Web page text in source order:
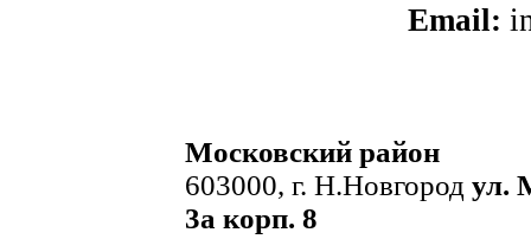
Email:
Московский район
603000, г. Н.Новгород ул.
3а корп. 8